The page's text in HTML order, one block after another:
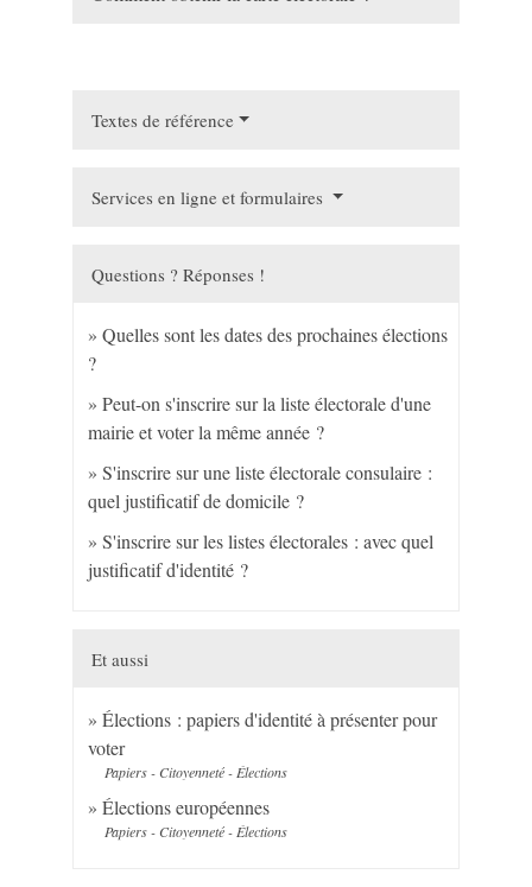
Textes de référence
Services en ligne et formulaires
Questions ? Réponses !
Quelles sont les dates des prochaines élections
?
Peut-on s'inscrire sur la liste électorale d'une
mairie et voter la même année ?
S'inscrire sur une liste électorale consulaire :
quel justificatif de domicile ?
S'inscrire sur les listes électorales : avec quel
justificatif d'identité ?
Et aussi
Élections : papiers d'identité à présenter pour
voter
Papiers - Citoyenneté - Élections
Élections européennes
Papiers - Citoyenneté - Élections